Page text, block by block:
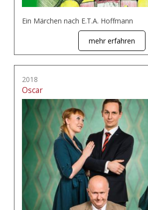
Ein Märchen nach E.T.A. Hoffmann
mehr erfahren
2018
Oscar